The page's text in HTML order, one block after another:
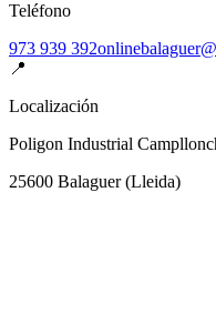
Teléfono
973 939 392
📍
Localización
Poligon Industrial
25600 Balaguer(Lleida)